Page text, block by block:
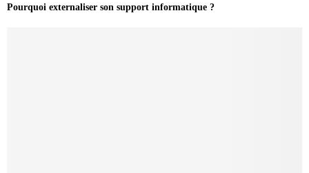
Pourquoi externaliser son support informatique ?